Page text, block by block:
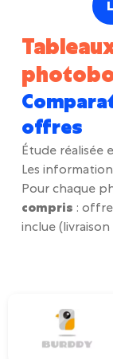
offres
Étude réalisée
Les
Pour chaque
compris :
inclue